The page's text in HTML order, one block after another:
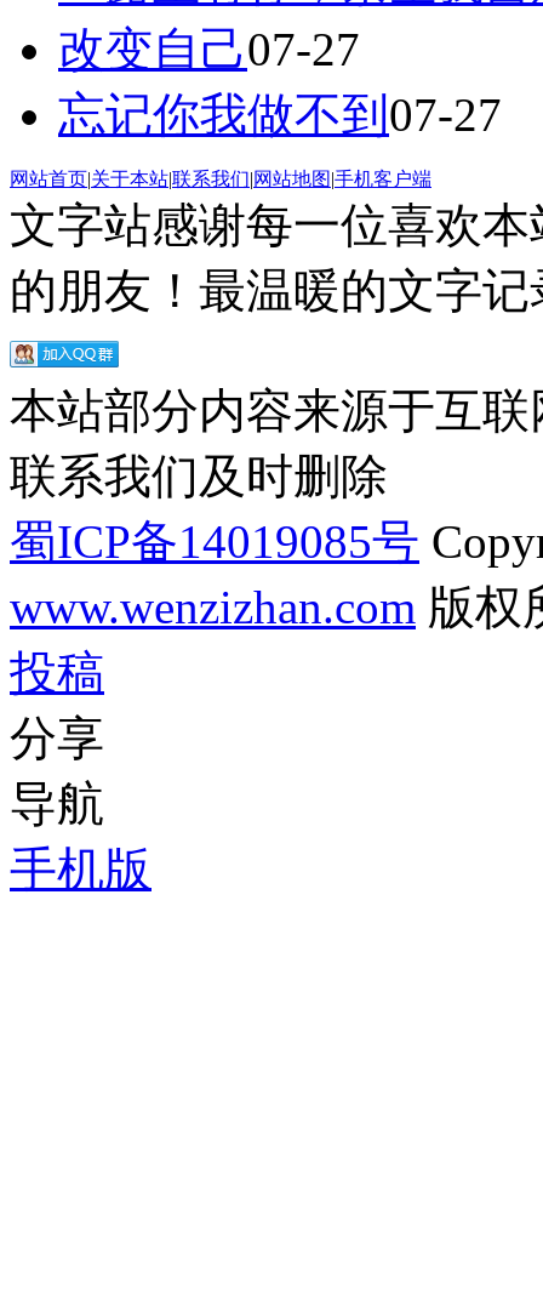
改变自己07-27
忘记你我做不到 07-27
网站首页|关于本站|联系我们|网站地图|手机客户端
文字站感谢每一位喜欢
的朋友！最温暖的文字
本站部分内容来源于互
联系我们及时删除
蜀ICP备14019085号
www.wenzizhan.com 版权
投稿
分享
导航
手机版